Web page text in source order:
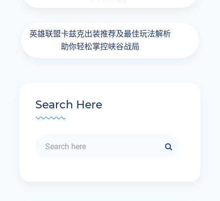
英雄联盟卡兹克出装推荐及最佳玩法解析
助你轻松掌控峡谷战局
Search Here